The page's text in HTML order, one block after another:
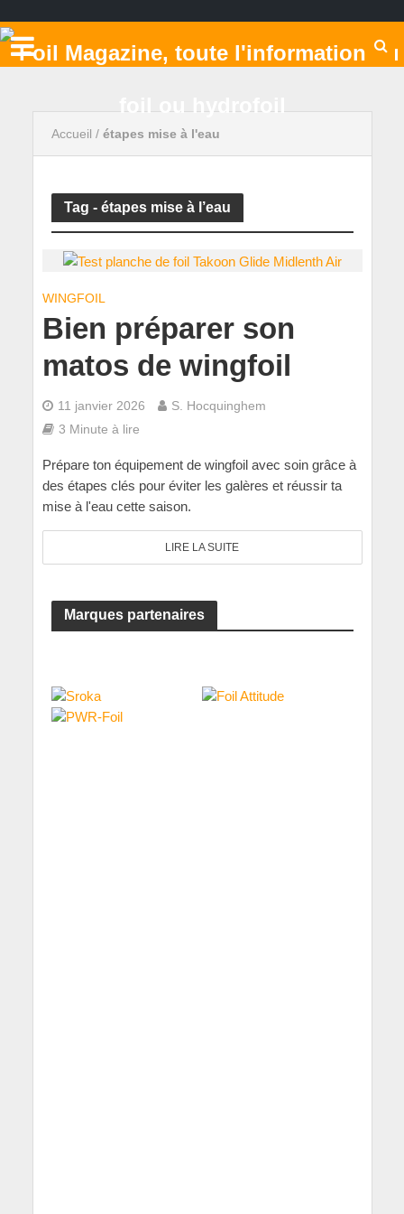
Accueil / étapes mise à l'eau
Tag - étapes mise à l’eau
WINGFOIL
Bien préparer son
matos de wingfoil
11 janvier 2026
S. Hocquinghem
3 Minute à lire
Prépare ton équipement de wingfoil avec soin grâce à
des étapes clés pour éviter les galères et réussir ta
mise à l'eau cette saison.
LIRE LA SUITE
Marques partenaires